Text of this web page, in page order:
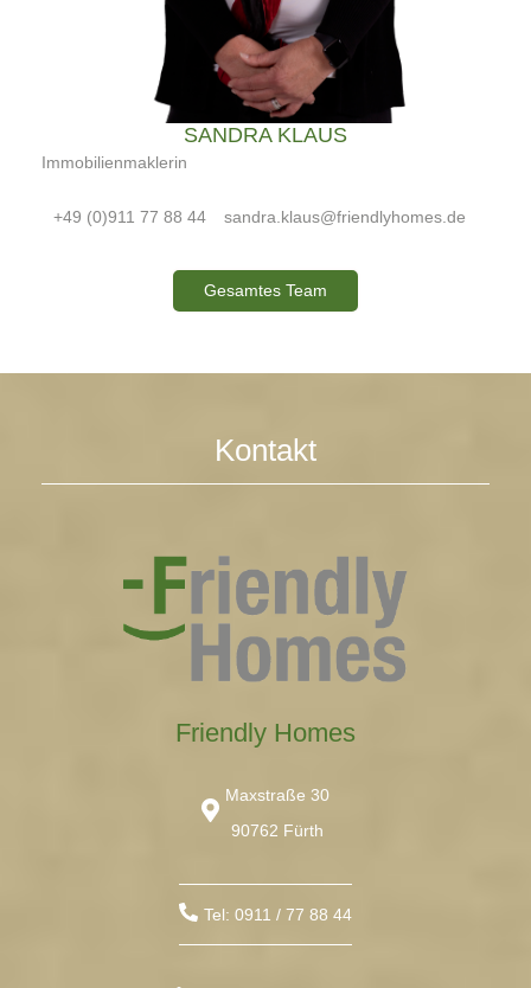
SANDRA KLAUS
Immobilienmaklerin
+49 (0)911 77 88 44 sandra.klaus@friendlyhomes.de
Gesamtes Team
Kontakt
Friendly Homes
Maxstraße 30
90762 Fürth
Tel: 0911 / 77 88 44